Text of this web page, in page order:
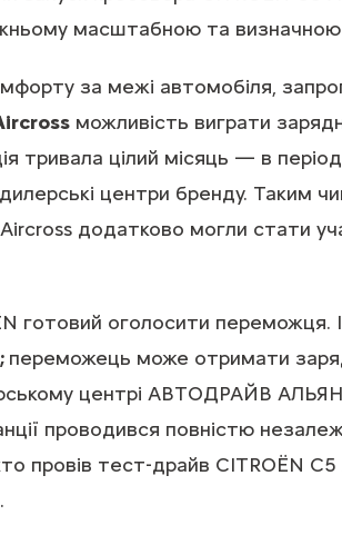
масштабною та
за межі автомобіля,
можливість виграти
тривала цілий місяць — в
центри бренду. Таким
додатково могли стати
готовий оголосити
переможець може отримати
центрі АВТОДРАЙВ
проводився повністю
провів тест-драйв CITROЁN